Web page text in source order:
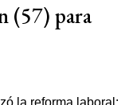
(57) para